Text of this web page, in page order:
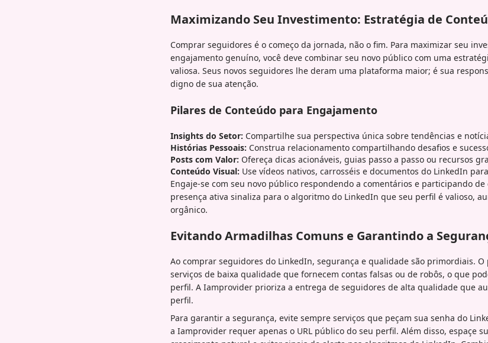
Maximizando Seu Investimento: Estratégia de
Comprar seguidores é o começo da jornada, não o fim. Para maximizar seu
engajamento genuíno, você deve combinar seu novo público com uma
valiosa. Seus novos seguidores lhe deram uma plataforma maior; é sua
digno de sua atenção.
Pilares de Conteúdo para Engajamento
Insights do Setor: Compartilhe sua perspectiva única sobre tendências e
Histórias Pessoais: Construa relacionamento compartilhando desafios e
Posts com Valor: Ofereça dicas acionáveis, guias passo a passo ou recursos
Conteúdo Visual: Use vídeos nativos, carrosséis e documentos do LinkedIn
Engaje-se com seu novo público respondendo a comentários e participando de
presença ativa sinaliza para o algoritmo do LinkedIn que seu perfil é valioso,
orgânico.
Evitando Armadilhas Comuns e Garantindo a
Ao comprar seguidores do LinkedIn, segurança e qualidade são primordiais.
serviços de baixa qualidade que fornecem contas falsas ou de robôs, o que
perfil. A Iamprovider prioriza a entrega de seguidores de alta qualidade que
perfil.
Para garantir a segurança, evite sempre serviços que peçam sua senha do
a Iamprovider requer apenas o URL público do seu perfil. Além disso, espaçe